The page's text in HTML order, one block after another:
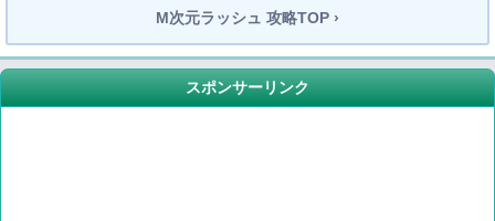
M次元ラッシュ 攻略TOP ›
スポンサーリンク